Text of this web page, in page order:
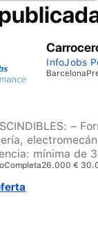
InfoJobs
Barcelona
–
mínima de
descritas,
hidráulica,
de conducir tipo
Completa26.000 €